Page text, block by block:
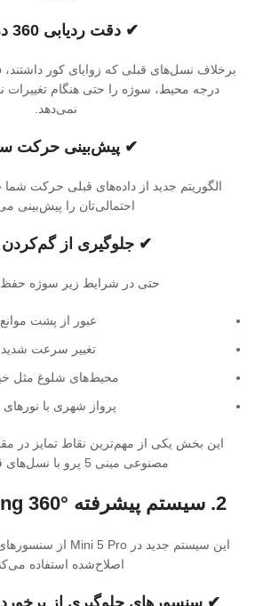
✔ دقت ردیابی 360 درجه
درجه محیط، سوژه را حتی هنگام تغییرات
نمی‌دهد.
✔ پیش‌بینی حرکت
الگوریتم جدید از داده‌های قبلی حرکت
احتمالی‌تان را پیش‌بینی
✔ جلوگیری از
حتی در شرایط زیر سوژه
عبور از پشت موانع
تغییر سرعت شدید
محیط‌های شلوغ مثل
پرواز شهری با نورهای
این بخش یکی از مهم‌ترین نقاط تمایز در
مصنوعی مینی 5 پرو با نسل‌های قبلی است.
2. سیستم پیشرفته Vision Sensing 360°
اصلاح‌شده استفاده
✔ سنسورهای جلوگیری از برخورد